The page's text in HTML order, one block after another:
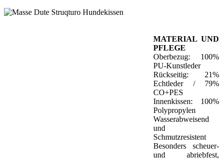
MATERIAL UND
PFLEGE
Oberbezug: 100%
PU-Kunstleder
Rückseitig: 21%
Echtleder / 79%
CO+PES
Innenkissen: 100%
Polypropylen
Wasserabweisend
und
Schmutzresistent
Besonders scheuer-
und abriebfest,